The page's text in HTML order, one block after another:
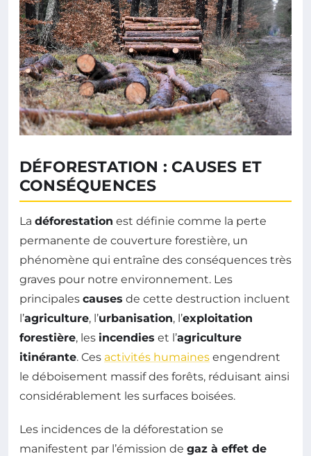
DÉFORESTATION : CAUSES ET
CONSÉQUENCES
La déforestation est définie comme la perte
permanente de couverture forestière, un
phénomène qui entraîne des conséquences très
graves pour notre environnement. Les
principales causes de cette destruction incluent
l’agriculture, l’urbanisation, l’exploitation
forestière, les incendies et l’agriculture
itinérante. Ces activités humaines engendrent
le déboisement massif des forêts, réduisant ainsi
considérablement les surfaces boisées.
Les incidences de la déforestation se
manifestent par l’émission de gaz à effet de